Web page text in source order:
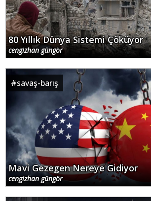
80 Yıllık Dünya Sistemi Çöküyor
cengizhan güngör
#savaş-barış
Mavi Gezegen Nereye Gidiyor
cengizhan güngör